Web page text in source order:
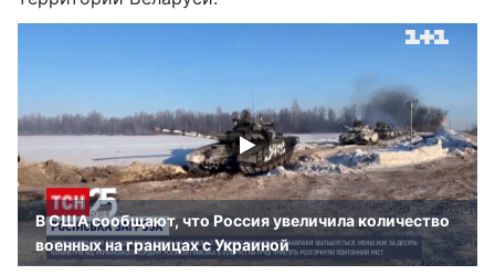
В США сообщают, что Россия увеличила количество
военных на границах с Украиной